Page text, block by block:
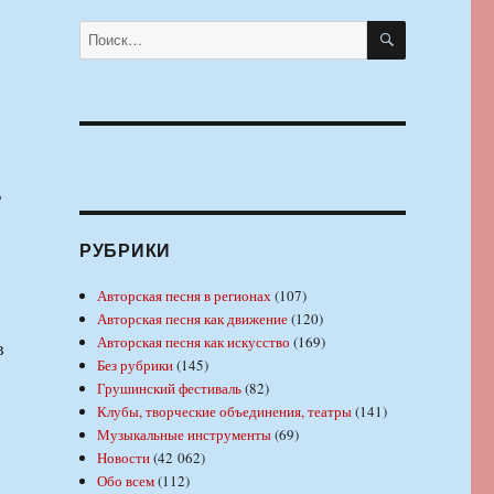
Искать: ПОИСК
РУБРИКИ
Авторская песня в регионах(107)
Авторская песня как движение(120)
Авторская песня как искусство (169)
Без рубрики(145)
Грушинский фестиваль(82)
Клубы, творческие объединения, театры(141)
Музыкальные инструменты(69)
Новости(42 062)
Обо всем(112)